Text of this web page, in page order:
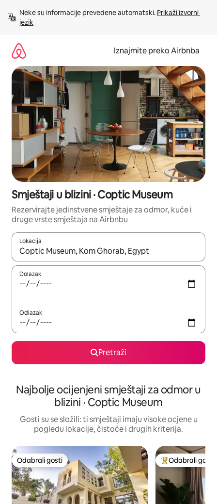
sadržaj
Neke su informacije prevedene automatski. Prikaži izvorni
jezik
Iznajmite preko Airbnba
Smještaji u blizini · Coptic Museum
Rezervirajte jedinstvene smještaje za odmor, kuće i
druge vrste smještaja na Airbnbu
Lokacija
Kada budu dostupni rezultati, moći ćete ih pregledati
Dolazak
Odlazak
Pretraži
Najbolje ocijenjeni smještaji za odmor u
blizini · Coptic Museum
Gosti su se složili: ti smještaji imaju visoke ocjene u
pogledu lokacije, čistoće i drugih kriterija.
Odabrali gosti
Odabrali gosti Među najviše
Odabrali gosti